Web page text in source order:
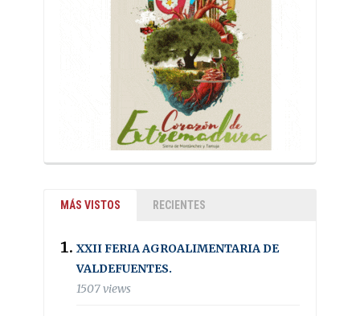
MÁS VISTOS RECIENTES
XXII FERIA AGROALIMENTARIA DE
VALDEFUENTES.
1507 views